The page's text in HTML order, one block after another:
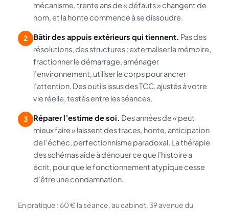
mécanisme, trente ans de « défauts » changent de
nom, et la honte commence à se dissoudre.
2 Bâtir des appuis extérieurs qui tiennent. Pas des
résolutions, des structures : externaliser la mémoire,
fractionner le démarrage, aménager
l’environnement, utiliser le corps pour ancrer
l’attention. Des outils issus des TCC, ajustés à votre
vie réelle, testés entre les séances.
3 Réparer l’estime de soi. Des années de « peut
mieux faire » laissent des traces, honte, anticipation
de l’échec, perfectionnisme paradoxal. La thérapie
des schémas aide à dénouer ce que l’histoire a
écrit, pour que le fonctionnement atypique cesse
d’être une condamnation.
En pratique : 60 € la séance, au cabinet, 39 avenue du